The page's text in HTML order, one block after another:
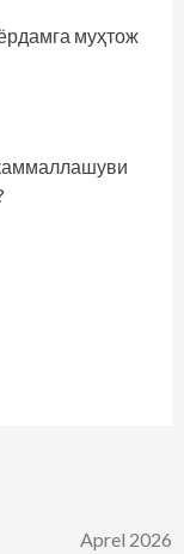
муҳтож
Aprel 2026